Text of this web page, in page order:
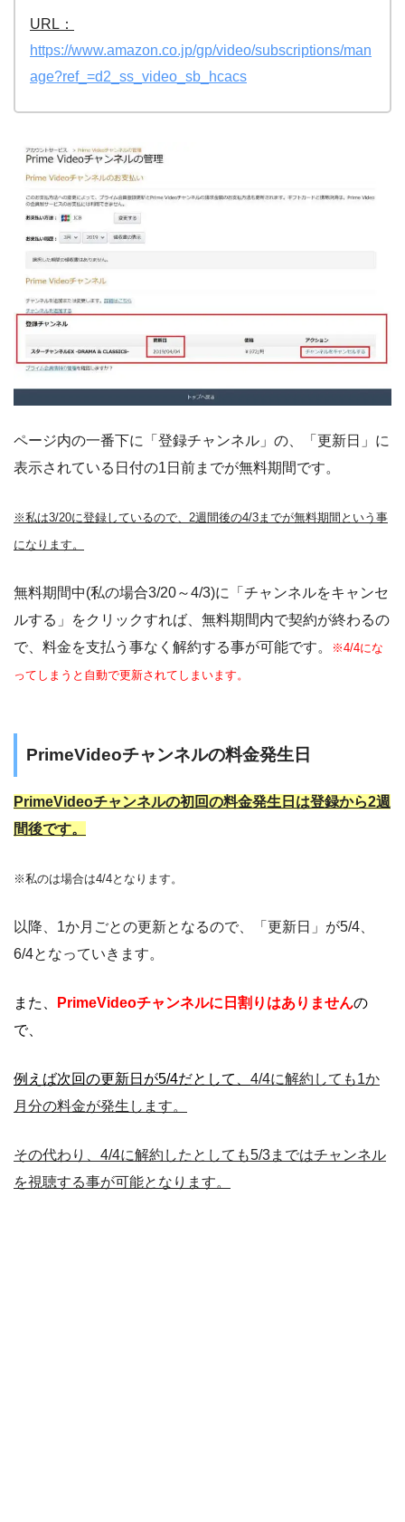
URL：
https://www.amazon.co.jp/gp/video/subscriptions/man
age?ref_=d2_ss_video_sb_hcacs
ページ内の一番下に「登録チャンネル」の、「更新日」に
表示されている日付の1日前までが無料期間です。
※私は3/20に登録しているので、2週間後の4/3までが無料期間という事
になります。
無料期間中(私の場合3/20～4/3)に「チャンネルをキャンセ
ルする」をクリックすれば、無料期間内で契約が終わるの
で、料金を支払う事なく解約する事が可能です。
※4/4にな
ってしまうと自動で更新されてしまいます。
PrimeVideoチャンネルの料金発生日
PrimeVideoチャンネルの初回の料金発生日は登録から2週
間後です。
※私のは場合は4/4となります。
以降、1か月ごとの更新となるので、「更新日」が5/4、
6/4となっていきます。
また、 PrimeVideoチャンネルに日割りはありませんの
で、
例えば次回の更新日が5/4だとして、 4/4に解約しても1か
月分の料金が発生します。
その代わり、4/4に解約したとしても5/3まではチャンネル
を視聴する事が可能となります。